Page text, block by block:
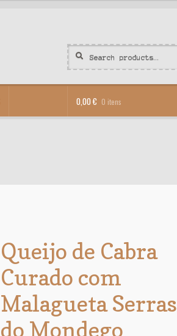
Search
for:
Search
0,00 € 0 itens
Queijo de Cabra
Curado com
Malagueta Serras
do Mondego